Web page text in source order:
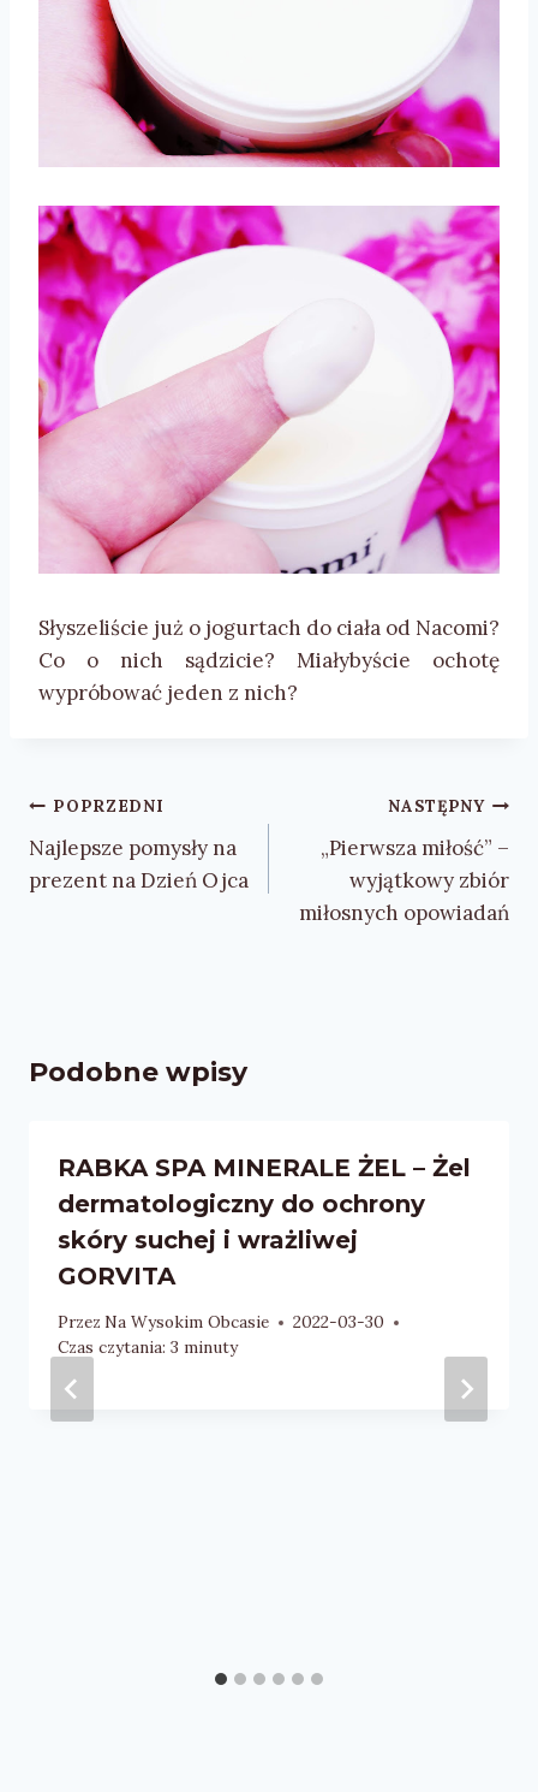
Słyszeliście już o jogurtach do ciała od Nacomi?
Co o nich sądzicie? Miałybyście ochotę
wypróbować jeden z nich?
Nawigacja
wpisu
POPRZEDNI
Najlepsze pomysły na
prezent na Dzień Ojca
NASTĘPNY
„Pierwsza miłość” –
wyjątkowy zbiór
miłosnych opowiadań
Podobne wpisy
RABKA SPA MINERALE ŻEL – Żel
dermatologiczny do ochrony
skóry suchej i wrażliwej
GORVITA
Przez Na Wysokim Obcasie
2022-03-30
Czas czytania: 3 minuty